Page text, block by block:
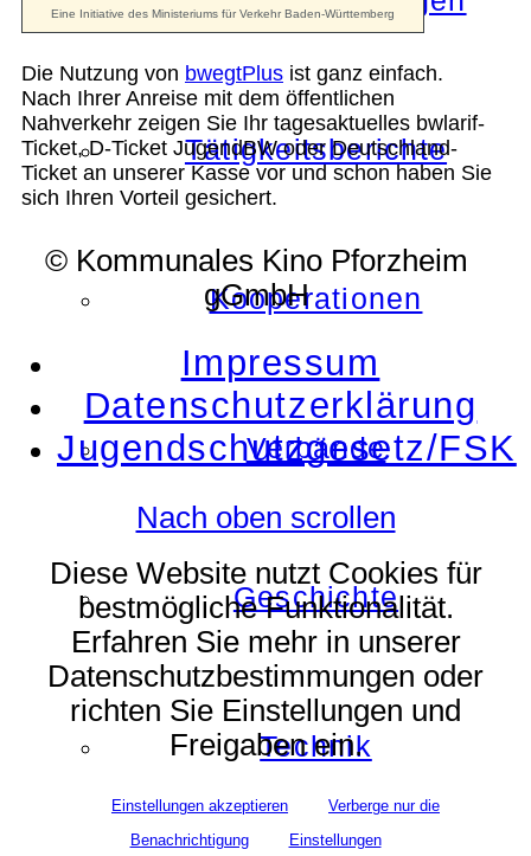
Tätigkeitsberichte
Kooperationen
Verbände
Geschichte
Technik
Die Nutzung von bwegtPlus ist ganz einfach.
Nach Ihrer Anreise mit dem öffentlichen
Nahverkehr zeigen Sie Ihr tagesaktuelles bwlarif-
Ticket, D-Ticket JugendBW oder Deutschland-
Ticket an unserer Kasse vor und schon haben Sie
sich Ihren Vorteil gesichert.
© Kommunales Kino Pforzheim
gGmbH
Impressum
Datenschutzerklärung
Jugendschutzgesetz/FSK
Nach oben scrollen
Diese Website nutzt Cookies für
bestmögliche Funktionalität.
Erfahren Sie mehr in unserer
Datenschutzbestimmungen oder
richten Sie Einstellungen und
Freigaben ein.
Einstellungen akzeptieren
Verberge nur die
Benachrichtigung
Einstellungen